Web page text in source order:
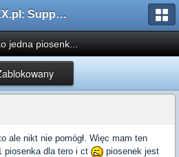
AMXX.pl: Support AMX Mod X i SourceMod
jedna piosenk...
ale nikt nie pomógł. Więc mam ten
piosenka dla tero i ct
piosenek jest